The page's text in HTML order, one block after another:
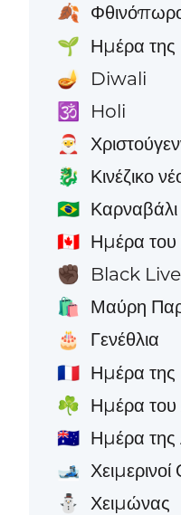
🍂
🌱 Ημέρα της
🪔 Diwali
🕉️ Holi
🎅
🐉 Κινέζικο
🇧🇷 Καρναβάλι
🇨🇦 Ημέρα
✊🏿 Black
🛍️ Μαύρη
🎂 Γενέθλια
🇫🇷 Ημέρα της
☘️ Ημέρα του
🇦🇺 Ημέρα της
🎿
⛄ Χειμώνας